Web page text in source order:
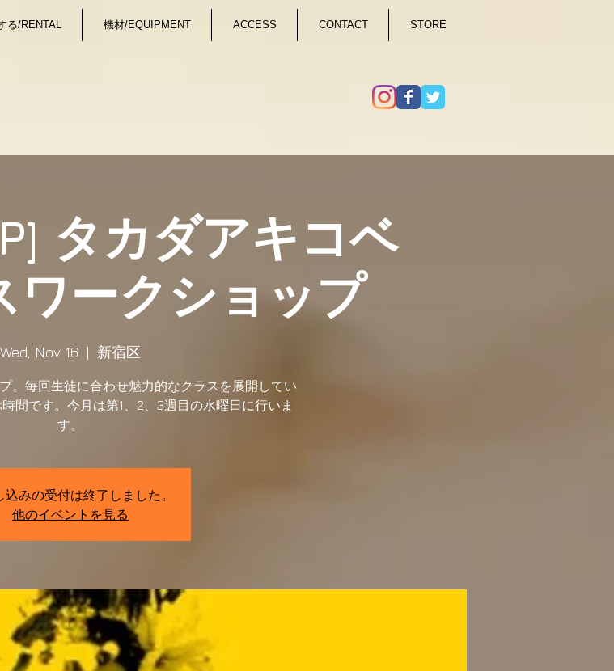
る/RENTAL 機材/EQUIPMENT ACCESS CONTACT STORE
タカダアキコベ
ワークショップ
Wed, Nov 16
  |
新宿区
。毎回生徒に合わせ魅力的なクラスを展開してい
間です。今月は第1、2、3週目の水曜日に行いま
す。
込みの受付は終了しました。
他のイベントを見る